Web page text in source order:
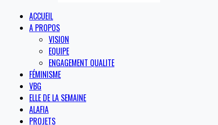
ACCUEIL
A PROPOS
VISION
EQUIPE
ENGAGEMENT QUALITE
FÉMINISME
VBG
ELLE DE LA SEMAINE
ALAFIA
PROJETS